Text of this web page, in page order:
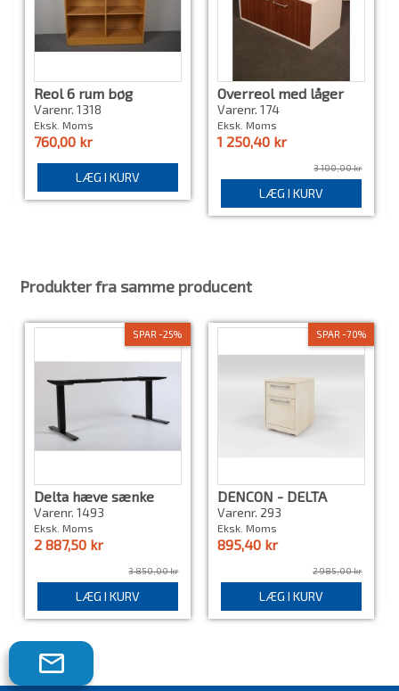
Reol 6 rum bøg
Varenr. 1318
Eksk. Moms
760,00 kr
LÆG I KURV
Overreol med låger
fumac arki
Varenr. 174
Eksk. Moms
1 250,40 kr
3 100,00 kr
LÆG I KURV
Produkter fra samme producent
SPAR -25%
Delta hæve sænke
stel
Varenr. 1493
Eksk. Moms
2 887,50 kr
3 850,00 kr
LÆG I KURV
SPAR -70%
DENCON - DELTA
KABINET
Varenr. 293
Eksk. Moms
895,40 kr
2 985,00 kr
LÆG I KURV
Tilmeld